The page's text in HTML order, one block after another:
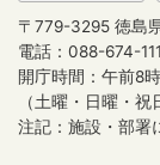
〒779-3295 徳島
電話：088-674-
開庁時間：午前8
（土曜・日曜・
注記：施設・部署